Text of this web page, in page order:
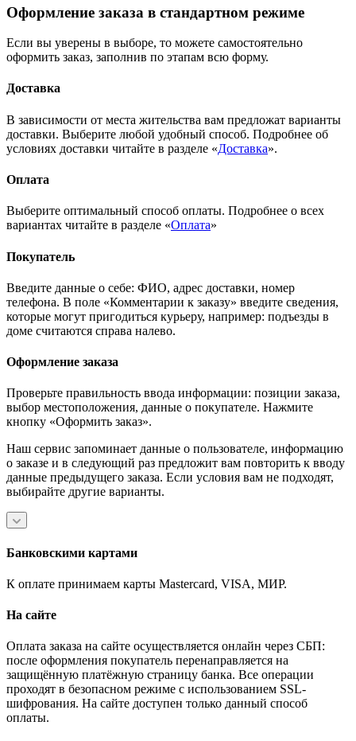
Оформление заказа в стандартном режиме
Если вы уверены в выборе, то можете самостоятельно
оформить заказ, заполнив по этапам всю форму.
Доставка
В зависимости от места жительства вам предложат варианты
доставки. Выберите любой удобный способ. Подробнее об
условиях доставки читайте в разделе «Доставка».
Оплата
Выберите оптимальный способ оплаты. Подробнее о всех
вариантах читайте в разделе «Оплата»
Покупатель
Введите данные о себе: ФИО, адрес доставки, номер
телефона. В поле «Комментарии к заказу» введите сведения,
которые могут пригодиться курьеру, например: подъезды в
доме считаются справа налево.
Оформление заказа
Проверьте правильность ввода информации: позиции заказа,
выбор местоположения, данные о покупателе. Нажмите
кнопку «Оформить заказ».
Наш сервис запоминает данные о пользователе, информацию
о заказе и в следующий раз предложит вам повторить к вводу
данные предыдущего заказа. Если условия вам не подходят,
выбирайте другие варианты.
Банковскими картами
К оплате принимаем карты Mastercard, VISA, МИР.
На сайте
Оплата заказа на сайте осуществляется онлайн через СБП:
после оформления покупатель перенаправляется на
защищённую платёжную страницу банка. Все операции
проходят в безопасном режиме с использованием SSL-
шифрования. На сайте доступен только данный способ
оплаты.